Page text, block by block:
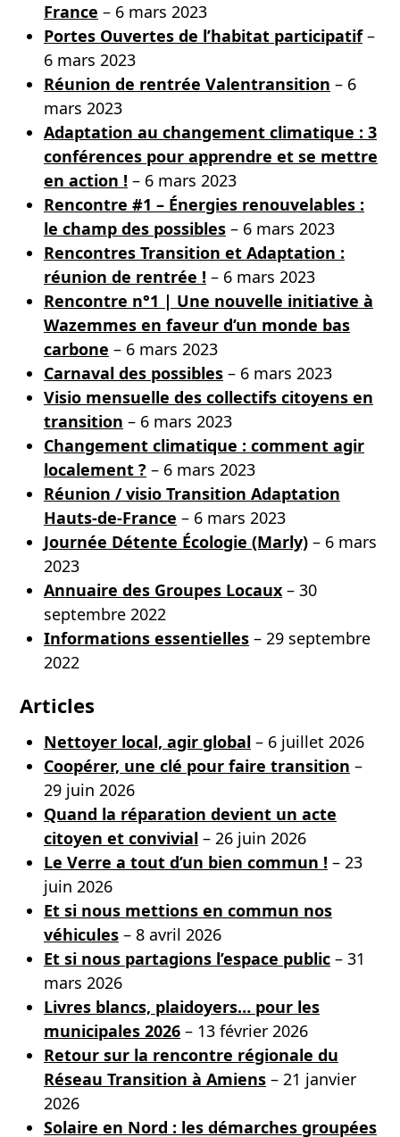
France – 6 mars 2023
Portes Ouvertes de l’habitat participatif–
6 mars 2023
Réunion de rentrée Valentransition – 6
mars 2023
Adaptation au changement climatique : 3
conférences pour apprendre et se mettre
en action ! – 6 mars 2023
Rencontre #1 – Énergies renouvelables :
le champ des possibles – 6 mars 2023
Rencontres Transition et Adaptation :
réunion de rentrée ! – 6 mars 2023
Rencontre n°1 | Une nouvelle initiative à
Wazemmes en faveur d’un monde bas
carbone – 6 mars 2023
Carnaval des possibles – 6 mars 2023
Visio mensuelle des collectifs citoyens en
transition – 6 mars 2023
Changement climatique : comment agir
localement ? – 6 mars 2023
Réunion / visio Transition Adaptation
Hauts-de-France – 6 mars 2023
Journée Détente Écologie (Marly) – 6 mars
2023
Annuaire des Groupes Locaux – 30
septembre 2022
Informations essentielles – 29 septembre
2022
Articles
Nettoyer local, agir global – 6 juillet 2026
Coopérer, une clé pour faire transition –
29 juin 2026
Quand la réparation devient un acte
citoyen et convivial – 26 juin 2026
Le Verre a tout d’un bien commun ! – 23
juin 2026
Et si nous mettions en commun nos
véhicules – 8 avril 2026
Et si nous partagions l’espace public – 31
mars 2026
Livres blancs, plaidoyers… pour les
municipales 2026 – 13 février 2026
Retour sur la rencontre régionale du
Réseau Transition à Amiens – 21 janvier
2026
Solaire en Nord : les démarches groupées